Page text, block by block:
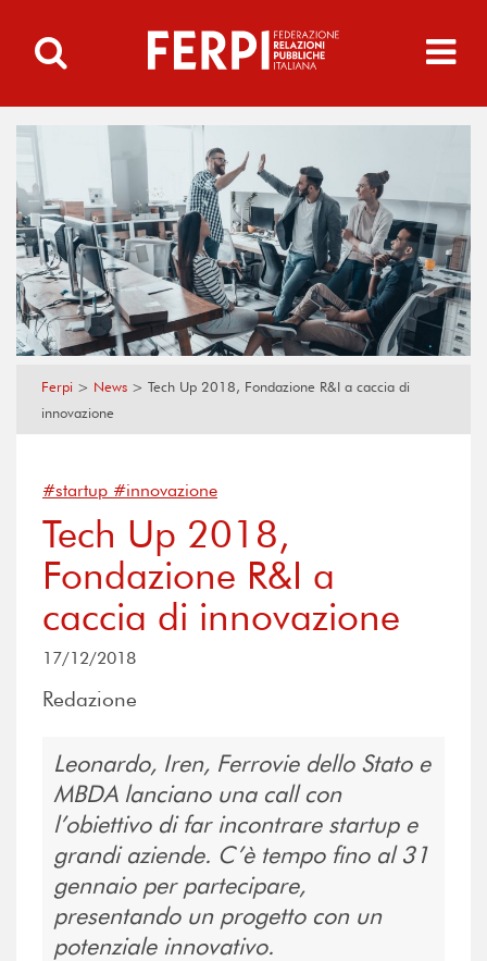
Ferpi > News > Tech Up 2018, Fondazione R&I a caccia di
innovazione
#startup #innovazione
Tech Up 2018,
Fondazione R&I a
caccia di innovazione
17/12/2018
Redazione
Leonardo, Iren, Ferrovie dello Stato e
MBDA lanciano una call con
l’obiettivo di far incontrare startup e
grandi aziende. C’è tempo fino al 31
gennaio per partecipare,
presentando un progetto con un
potenziale innovativo.